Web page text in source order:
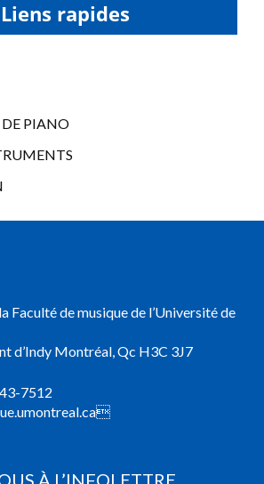
Liens rapides
DE PIANO
Faculté de musique de l’Université de
d’Indy Montréal, Qc H3C 3J7
7512
